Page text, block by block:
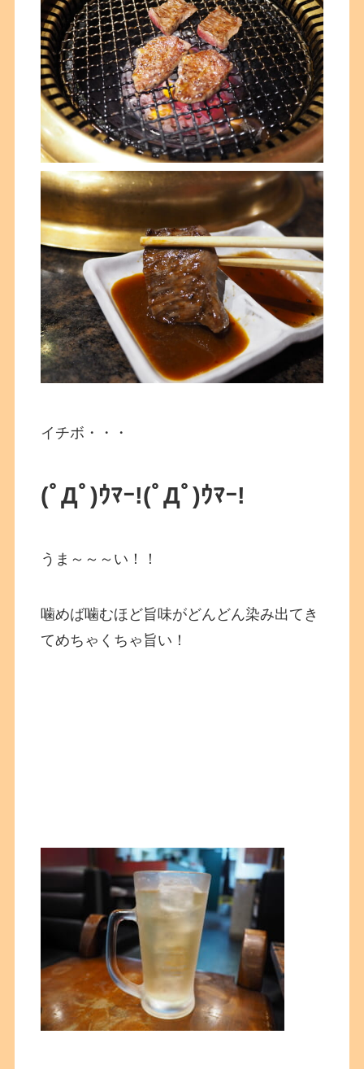
イチボ・・・
(ﾟДﾟ)ｳﾏｰ!(ﾟДﾟ)ｳﾏｰ!
うま～～～い！！
噛めば噛むほど旨味がどんどん染み出てき
てめちゃくちゃ旨い！